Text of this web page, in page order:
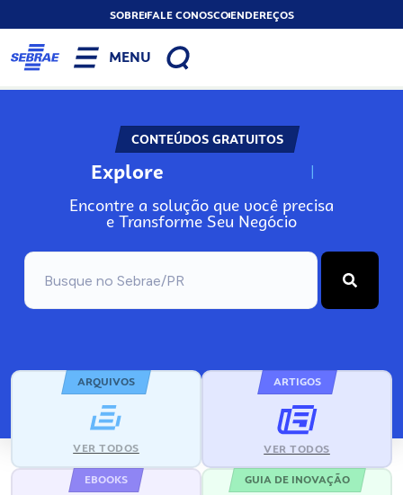
SOBREFALE CONOSCOENDEREÇOS
MENU
CONTEÚDOS GRATUITOS
Explore N
Encontre a solução que você precisa
e Transforme Seu Negócio
ARQUIVOS
VER TODOS
ARTIGOS
VER TODOS
EBOOKS GUIA DE INOVAÇÃO